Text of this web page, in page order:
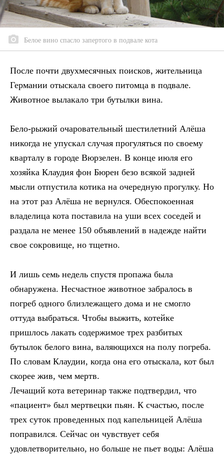
Белое вино спасло запертого в подвале кота
После почти двухмесячных поисков, жительница
Германии отыскала своего питомца в подвале.
Животное вылакало три бутылки вина.
Бело-рыжий очаровательный шестилетний Алёша
никогда не упускал случая прогуляться по своему
кварталу в городе Вюрзелен. В конце июля его
хозяйка Клаудия фон Бюрен безо всякой задней
мысли отпустила котика на очередную прогулку. Но
на этот раз Алёша не вернулся. Обеспокоенная
владелица кота поставила на уши всех соседей и
раздала не менее 150 объявлений в надежде найти
свое сокровище, но тщетно.
И лишь семь недель спустя пропажа была
обнаружена. Несчастное животное забралось в
погреб одного близлежащего дома и не смогло
оттуда выбраться. Чтобы выжить, котейке
пришлось лакать содержимое трех разбитых
бутылок белого вина, валяющихся на полу погреба.
По словам Клаудии, когда она его отыскала, кот был
скорее жив, чем мертв.
Лечащий кота ветеринар также подтвердил, что
«пациент» был мертвецки пьян. К счастью, после
трех суток проведенных под капельницей Алёша
поправился. Сейчас он чувствует себя
удовлетворительно, но больше не пьет воды: Алёша